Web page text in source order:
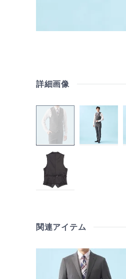
詳細画像
関連アイテム